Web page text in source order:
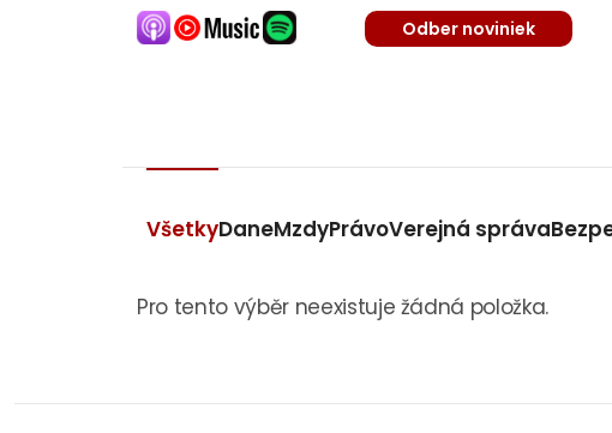
Odber noviniek
VšetkyDaneMzdyPrávoVerejná správa
Pro tento výběr neexistuje žádná položka.